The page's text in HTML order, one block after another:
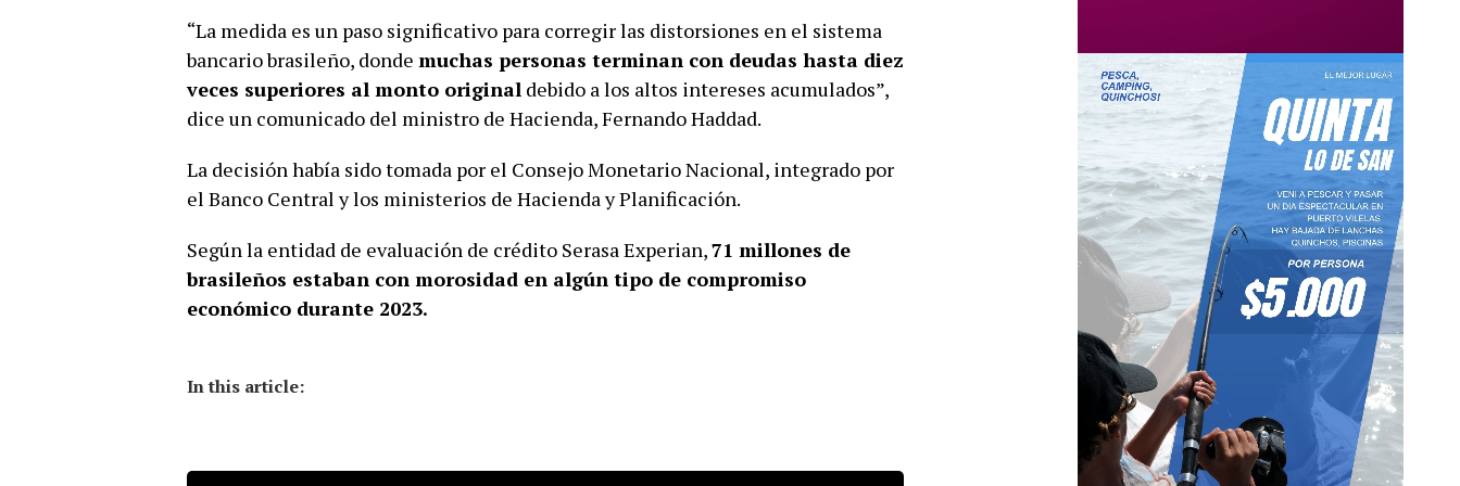
“La medida es un paso significativo para corregir las distorsiones en el sistema
bancario brasileño, donde muchas personas terminan con deudas hasta diez
veces superiores al monto original debido a los altos intereses acumulados”,
dice un comunicado del ministro de Hacienda, Fernando Haddad.
La decisión había sido tomada por el Consejo Monetario Nacional, integrado por
el Banco Central y los ministerios de Hacienda y Planificación.
Según la entidad de evaluación de crédito Serasa Experian,71 millones de
brasileños estaban con morosidad en algún tipo de compromiso
económico durante 2023.
In this article: